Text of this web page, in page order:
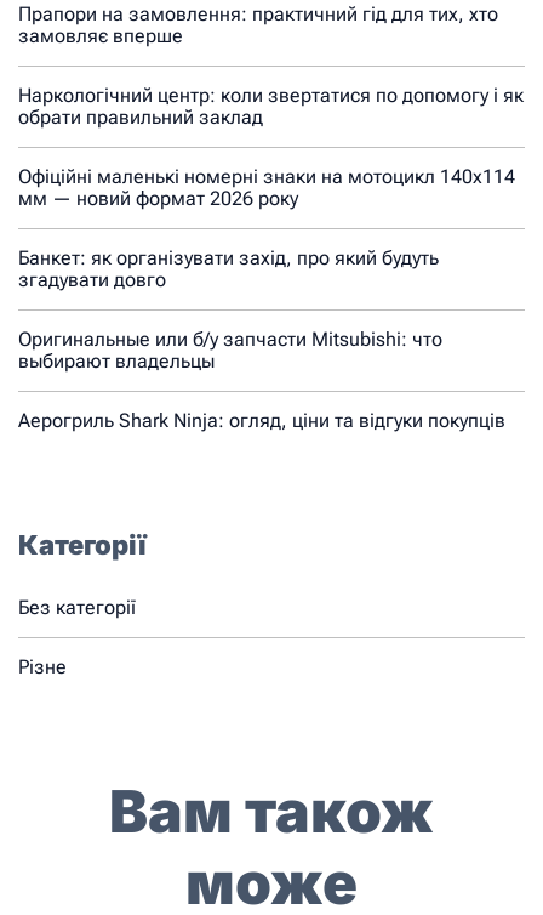
Прапори на замовлення: практичний гід для тих, хто
замовляє вперше
Наркологічний центр: коли звертатися по допомогу і як
обрати правильний заклад
Офіційні маленькі номерні знаки на мотоцикл 140х114
мм — новий формат 2026 року
Банкет: як організувати захід, про який будуть
згадувати довго
Оригинальные или б/у запчасти Mitsubishi: что
выбирают владельцы
Аерогриль Shark Ninja: огляд, ціни та відгуки покупців
Категорії
Без категорії
Різне
Вам також
може